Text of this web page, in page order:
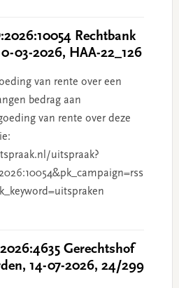
Rechtbank
03-2026, HAA-22_126
van rente over een
bedrag aan
van rente over deze
uitspraak?
Gerechtshof
14-07-2026, 24/299